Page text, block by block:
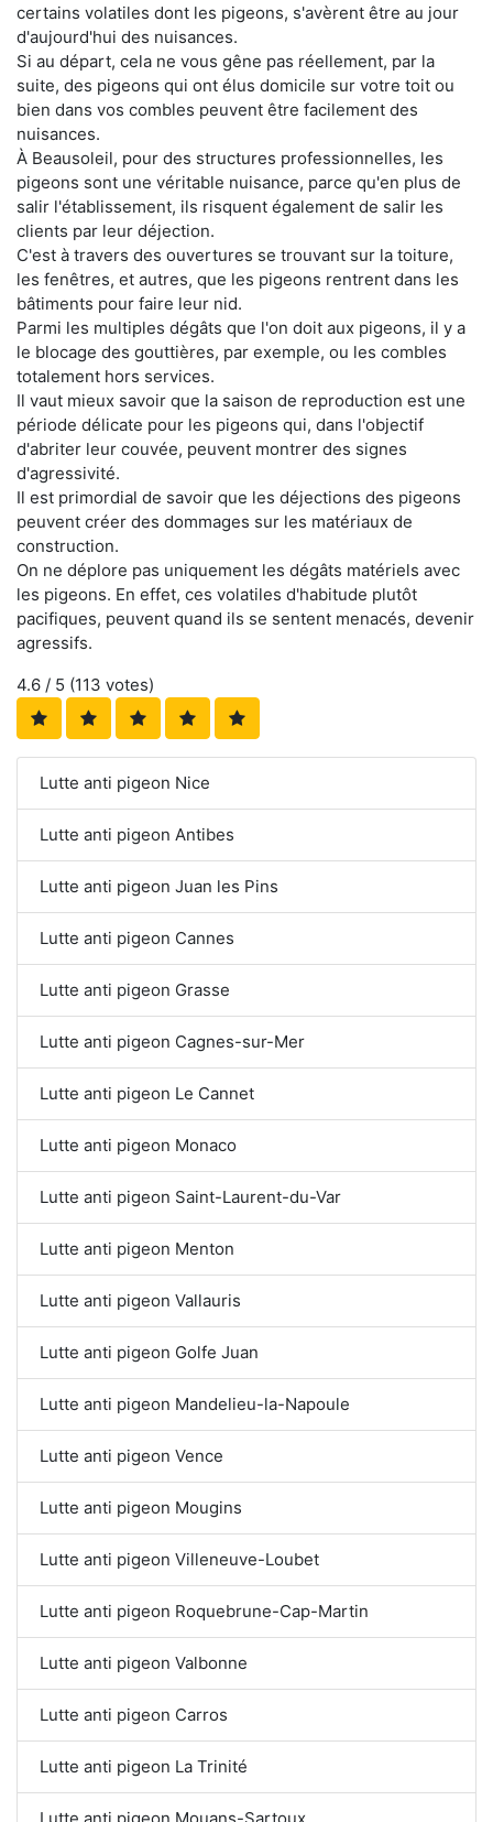
certains volatiles dont les pigeons, s'avèrent être au jour
d'aujourd'hui des nuisances.
Si au départ, cela ne vous gêne pas réellement, par la
suite, des pigeons qui ont élus domicile sur votre toit ou
bien dans vos combles peuvent être facilement des
nuisances.
À Beausoleil, pour des structures professionnelles, les
pigeons sont une véritable nuisance, parce qu'en plus de
salir l'établissement, ils risquent également de salir les
clients par leur déjection.
C'est à travers des ouvertures se trouvant sur la toiture,
les fenêtres, et autres, que les pigeons rentrent dans les
bâtiments pour faire leur nid.
Parmi les multiples dégâts que l'on doit aux pigeons, il y a
le blocage des gouttières, par exemple, ou les combles
totalement hors services.
Il vaut mieux savoir que la saison de reproduction est une
période délicate pour les pigeons qui, dans l'objectif
d'abriter leur couvée, peuvent montrer des signes
d'agressivité.
Il est primordial de savoir que les déjections des pigeons
peuvent créer des dommages sur les matériaux de
construction.
On ne déplore pas uniquement les dégâts matériels avec
les pigeons. En effet, ces volatiles d'habitude plutôt
pacifiques, peuvent quand ils se sentent menacés, devenir
agressifs.
4.6 / 5 (113 votes)
Lutte anti pigeon Nice
Lutte anti pigeon Antibes
Lutte anti pigeon Juan les Pins
Lutte anti pigeon Cannes
Lutte anti pigeon Grasse
Lutte anti pigeon Cagnes-sur-Mer
Lutte anti pigeon Le Cannet
Lutte anti pigeon Monaco
Lutte anti pigeon Saint-Laurent-du-Var
Lutte anti pigeon Menton
Lutte anti pigeon Vallauris
Lutte anti pigeon Golfe Juan
Lutte anti pigeon Mandelieu-la-Napoule
Lutte anti pigeon Vence
Lutte anti pigeon Mougins
Lutte anti pigeon Villeneuve-Loubet
Lutte anti pigeon Roquebrune-Cap-Martin
Lutte anti pigeon Valbonne
Lutte anti pigeon Carros
Lutte anti pigeon La Trinité
Lutte anti pigeon Mouans-Sartoux